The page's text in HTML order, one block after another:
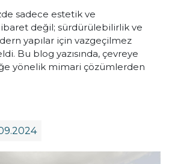
sadece estetik ve
değil; sürdürülebilirlik ve
yapılar için vazgeçilmez
Bu blog yazısında, çevreye
yönelik mimari çözümlerden